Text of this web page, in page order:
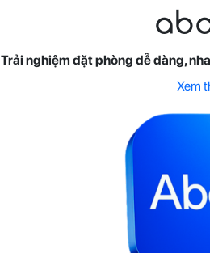
Trải nghiệm đặt phòng dễ dàng,
Xem